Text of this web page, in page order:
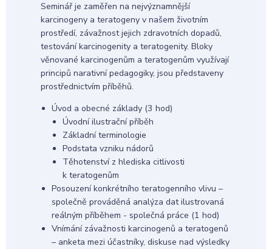
Seminář je zaměřen na nejvýznamnější
karcinogeny a teratogeny v našem životním
prostředí, závažnost jejich zdravotních dopadů,
testování karcinogenity a teratogenity. Bloky
věnované karcinogenům a teratogenům využívají
principů narativní pedagogiky, jsou představeny
prostřednictvím příběhů.
Úvod a obecné základy (3 hod)
Úvodní ilustrační příběh
Základní terminologie
Podstata vzniku nádorů
Těhotenství z hlediska citlivosti
k teratogenům
Posouzení konkrétního teratogenního vlivu –
společně prováděná analýza dat ilustrovaná
reálným příběhem - společná práce (1 hod)
Vnímání závažnosti karcinogenů a teratogenů
– anketa mezi účastníky, diskuse nad výsledky